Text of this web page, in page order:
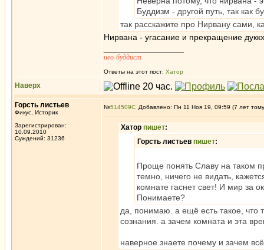
Буддизм - другой путь, так как
так расскажите про Нирвану сами,
Нирвана - угасание и прекращение
нео-буддист
Ответы на этот пост: Хатор
Наверх
Горсть листьев
Фикус, Историк
Зарегистрирован:
10.09.2010
Суждений: 31236
№514509 Добавлено: Пн 11 Ноя 19, 09:59 (7 лет
Хатор пишет:
Горсть листьев пишет:
Проще понять Славу на таком
темно, ничего не видать,
комнате гаснет свет! И мир за
Понимаете?
да, понимаю. а ещё есть такое, что
сознания. а зачем комната и эта
наверное знаете почему и зачем